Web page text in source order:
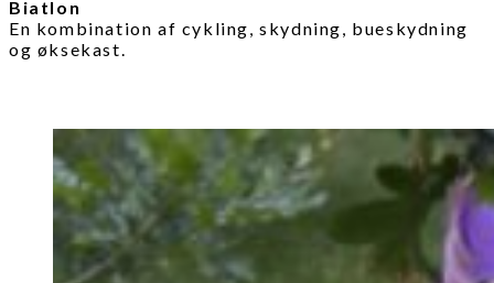
Biatlon
En kombination af cykling, skydning, bueskydning
og øksekast.